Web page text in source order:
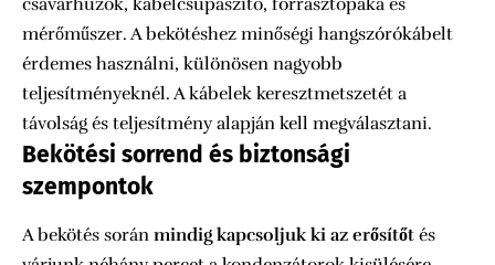
csavarhúzók, kábelcsupaszító, forrasztópáka és
mérőműszer. A bekötéshez minőségi hangszórókábelt
érdemes használni, különösen nagyobb
teljesítményeknél. A kábelek keresztmetszetét a
távolság és teljesítmény alapján kell megválasztani.
Bekötési sorrend és biztonsági
szempontok
A bekötés során mindig kapcsoljuk ki az erősítőt és